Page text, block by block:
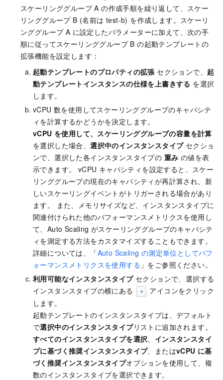
スケーリンググループ A の作成手順を繰り返して、スケー
リンググループ B (名前は test-b) を作成します。スケーリ
ンググループ A に設定したパラメーターに加えて、次の手
順に従ってスケーリンググループ B の起動テンプレートの
拡張機能を設定します：
起動テンプレートのプロパティの拡張 セクションで、 起
動テンプレートインスタンスの仕様を上書きする を選択
します。
vCPU 数を使用してスケーリンググループのキャパシテ
ィを計算するかどうかを決定します。
vCPU を使用して、スケーリンググループの容量を計算
を選択した場合、選択中のインスタンスタイプセクショ
ンで、選択した各インスタンスタイプの 重み の値を表
示できます。 vCPU キャパシティを設定すると、スケー
リンググループの現在のキャパシティが再計算され、新
しいスケーリングイベントがトリガーされる場合があり
ます。 また、メモリサイズなど、インスタンスタイプに
関連付けられた他のパフォーマンスメトリクスを使用し
て、Auto Scaling がスケーリンググループのキャパシテ
ィを測定する方法をカスタマイズすることもできます。
詳細については、「Auto Scaling の測定単位としてパフ
ォーマンスメトリクスを使用する 」をご参照ください。
利用可能なインスタンスタイプセクションで、選択する
インスタンスタイプの横にある
アイコンをクリック
します。
起動テンプレートのインスタンスタイプは、デフォルト
で選択中のインスタンスタイプリストに追加されます。
すべてのインスタンスタイプを選択
インスタンスタイ
プに基づく推奨インスタンスタイプ、またはvCPU に基
づく推奨インスタンスタイプオプションを使用して、複
数のインスタンスタイプを選択できます。